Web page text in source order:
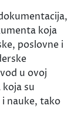
koja
poslovne i
u ovoj
su
i nauke, tako